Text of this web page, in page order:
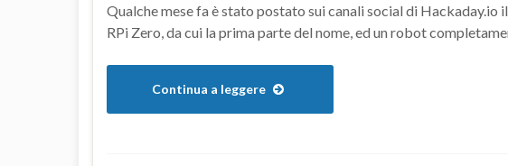
Qualche mese fa è stato postato sui canali social di Hackaday.io
RPi Zero, da cui la prima parte del nome, ed un robot
Continua a leggere